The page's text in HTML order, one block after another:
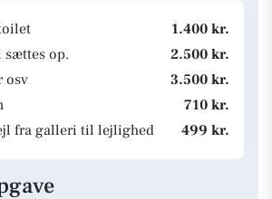
1.400 kr.
sættes op.
2.500 kr.
osv
3.500 kr.
710 kr.
fra galleri til lejlighed
499 kr.